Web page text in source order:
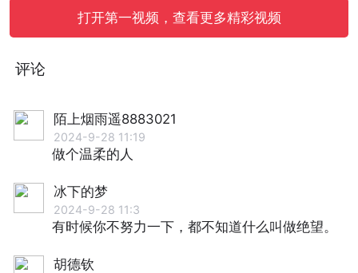
打开第一视频，查看更多精彩视频
评论
陌上烟雨遥8883021
2024-9-28 11:19
做个温柔的人
冰下的梦
2024-9-28 11:3
有时候你不努⼒⼀下，都不知道什么叫做绝望。
胡德钦